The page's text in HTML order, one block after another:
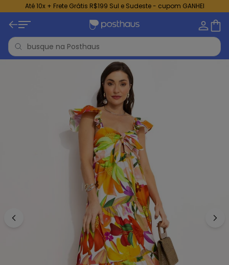
Até 10x + Frete Grátis R$199 Sul e Sudeste - cupom GANHEI